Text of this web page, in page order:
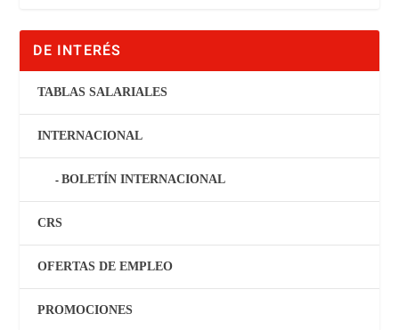
DE INTERÉS
TABLAS SALARIALES
INTERNACIONAL
BOLETÍN INTERNACIONAL
CRS
OFERTAS DE EMPLEO
PROMOCIONES